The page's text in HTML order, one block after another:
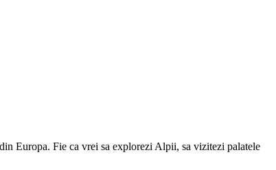
Europa. Fie ca vrei sa explorezi Alpii, sa vizitezi palatele